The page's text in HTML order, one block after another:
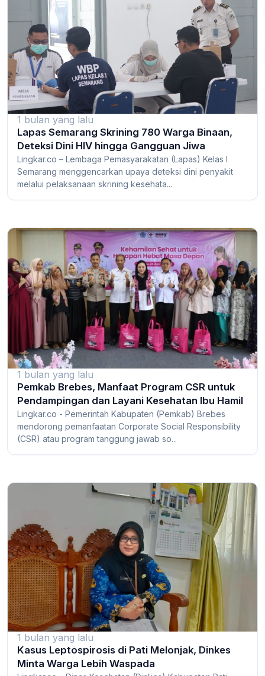
1 bulan yang lalu
Lapas Semarang Skrining 780 Warga Binaan,
Deteksi Dini HIV hingga Gangguan Jiwa
Lingkar.co – Lembaga Pemasyarakatan (Lapas) Kelas I
Semarang menggencarkan upaya deteksi dini penyakit
melalui pelaksanaan skrining kesehata...
1 bulan yang lalu
Pemkab Brebes, Manfaat Program CSR untuk
Pendampingan dan Layani Kesehatan Ibu Hamil
Lingkar.co - Pemerintah Kabupaten (Pemkab) Brebes
mendorong pemanfaatan Corporate Social Responsibility
(CSR) atau program tanggung jawab so...
1 bulan yang lalu
Kasus Leptospirosis di Pati Melonjak, Dinkes
Minta Warga Lebih Waspada